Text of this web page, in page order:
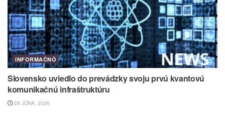
INFORMAČNÔ
Slovensko uviedlo do prevádzky svoju prvú kvantovú
komunikačnú infraštruktúru
29 JÚNA, 2026